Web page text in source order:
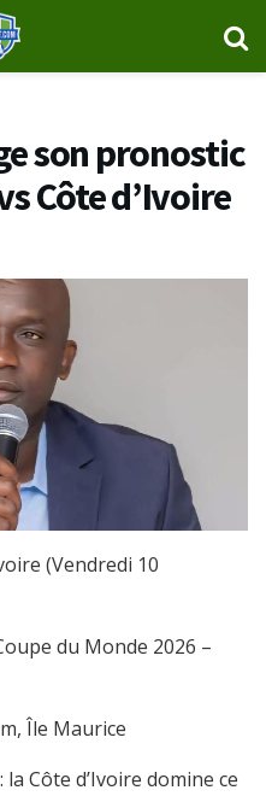
son pronostic
Côte d’Ivoire
(Vendredi 10
du Monde 2026 –
Île Maurice
Côte d’Ivoire domine ce